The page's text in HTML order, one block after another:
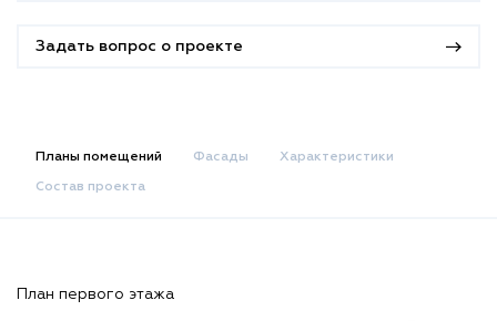
Задать вопрос о проекте
Планы помещений Фасады Характеристики
Состав проекта
План первого этажа